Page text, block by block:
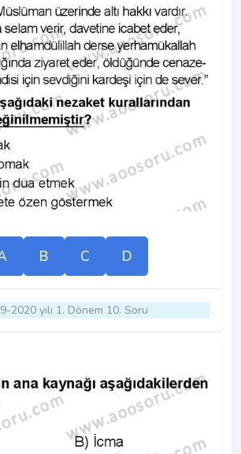
B C D
2020 yılı 1. Dönem 10. Soru